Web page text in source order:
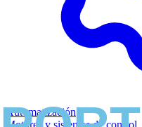
Automatización
Motores y sistemas de control